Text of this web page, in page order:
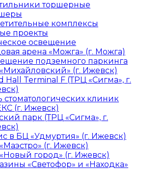
торшерные
комплексы
проекты
освещение
арена «Можга» (г. Можга)
подземного паркинга
(г. Ижевск)
Hall Terminal F (ТРЦ «Сигма», г.
стоматологических клиник
(г. Ижевск)
парк (ТРЦ «Сигма», г.
в БЦ «Удмуртия» (г. Ижевск)
(г. Ижевск)
город» (г. Ижевск)
«Светофор» и «Находка»